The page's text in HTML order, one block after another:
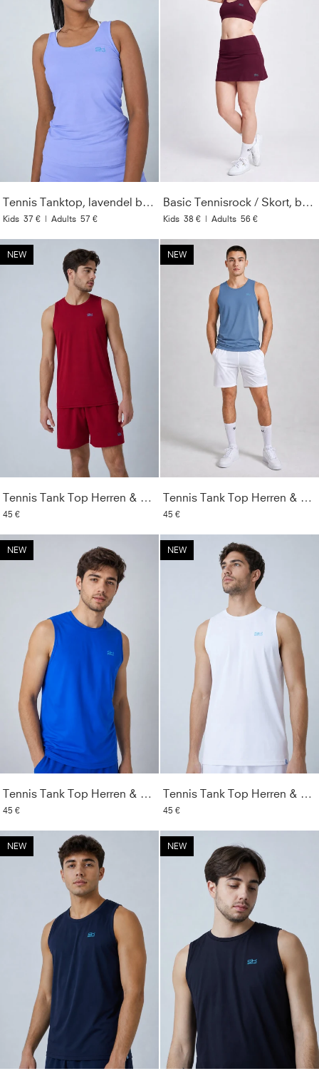
Tennis Tanktop, lavendel blau
Kids 37 € | Adults 57 €
Basic Tennisrock / Skort, burgunder rot
Kids 38 € | Adults 56 €
NEW
Tennis Tank Top Herren & Jungen, bordeaux rot
45 €
NEW
Tennis Tank Top Herren & Jungen, grau blau
45 €
NEW
Tennis Tank Top Herren & Jungen, kobaltblau
45 €
NEW
Tennis Tank Top Herren & Jungen, weiß
45 €
NEW NEW